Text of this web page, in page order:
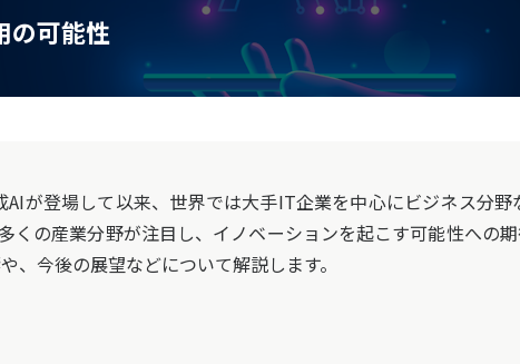
の可能性
が登場して以来、世界では大手IT企業を中心にビジネス分
くの産業分野が注目し、イノベーションを起こす可能性への
、今後の展望などについて解説します。